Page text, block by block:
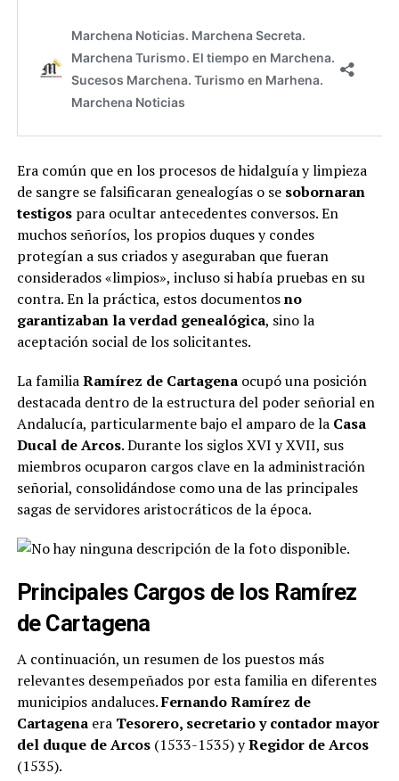
Era común que en los procesos de hidalguía y limpieza
de sangre se falsificaran genealogías o se sobornaran
testigospara ocultar antecedentes conversos. En
muchos señoríos, los propios duques y condes
protegían a sus criados y aseguraban que fueran
considerados «limpios», incluso si había pruebas en su
contra. En la práctica, estos documentosno
garantizaban la verdad genealógica, sino la
aceptación social de los solicitantes.
La familiaRamírez de Cartagenaocupó una posición
destacada dentro de la estructura del poder señorial en
Andalucía, particularmente bajo el amparo de la Casa
Ducal de Arcos. Durante los siglos XVI y XVII, sus
miembros ocuparon cargos clave en la administración
señorial, consolidándose como una de las principales
sagas de servidores aristocráticos de la época​.
Principales Cargos de los Ramírez
de Cartagena
A continuación, un resumen de los puestos más
relevantes desempeñados por esta familia en diferentes
municipios andaluces.Fernando Ramírez de
Cartagenaera Tesorero, secretario y contador mayor
del duque de Arcos(1533-1535) yRegidor de Arcos
(1535).